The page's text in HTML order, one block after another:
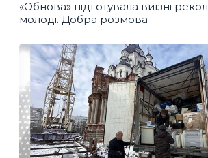
«Обнова» підготувала виїзні
молоді. Добра розмова